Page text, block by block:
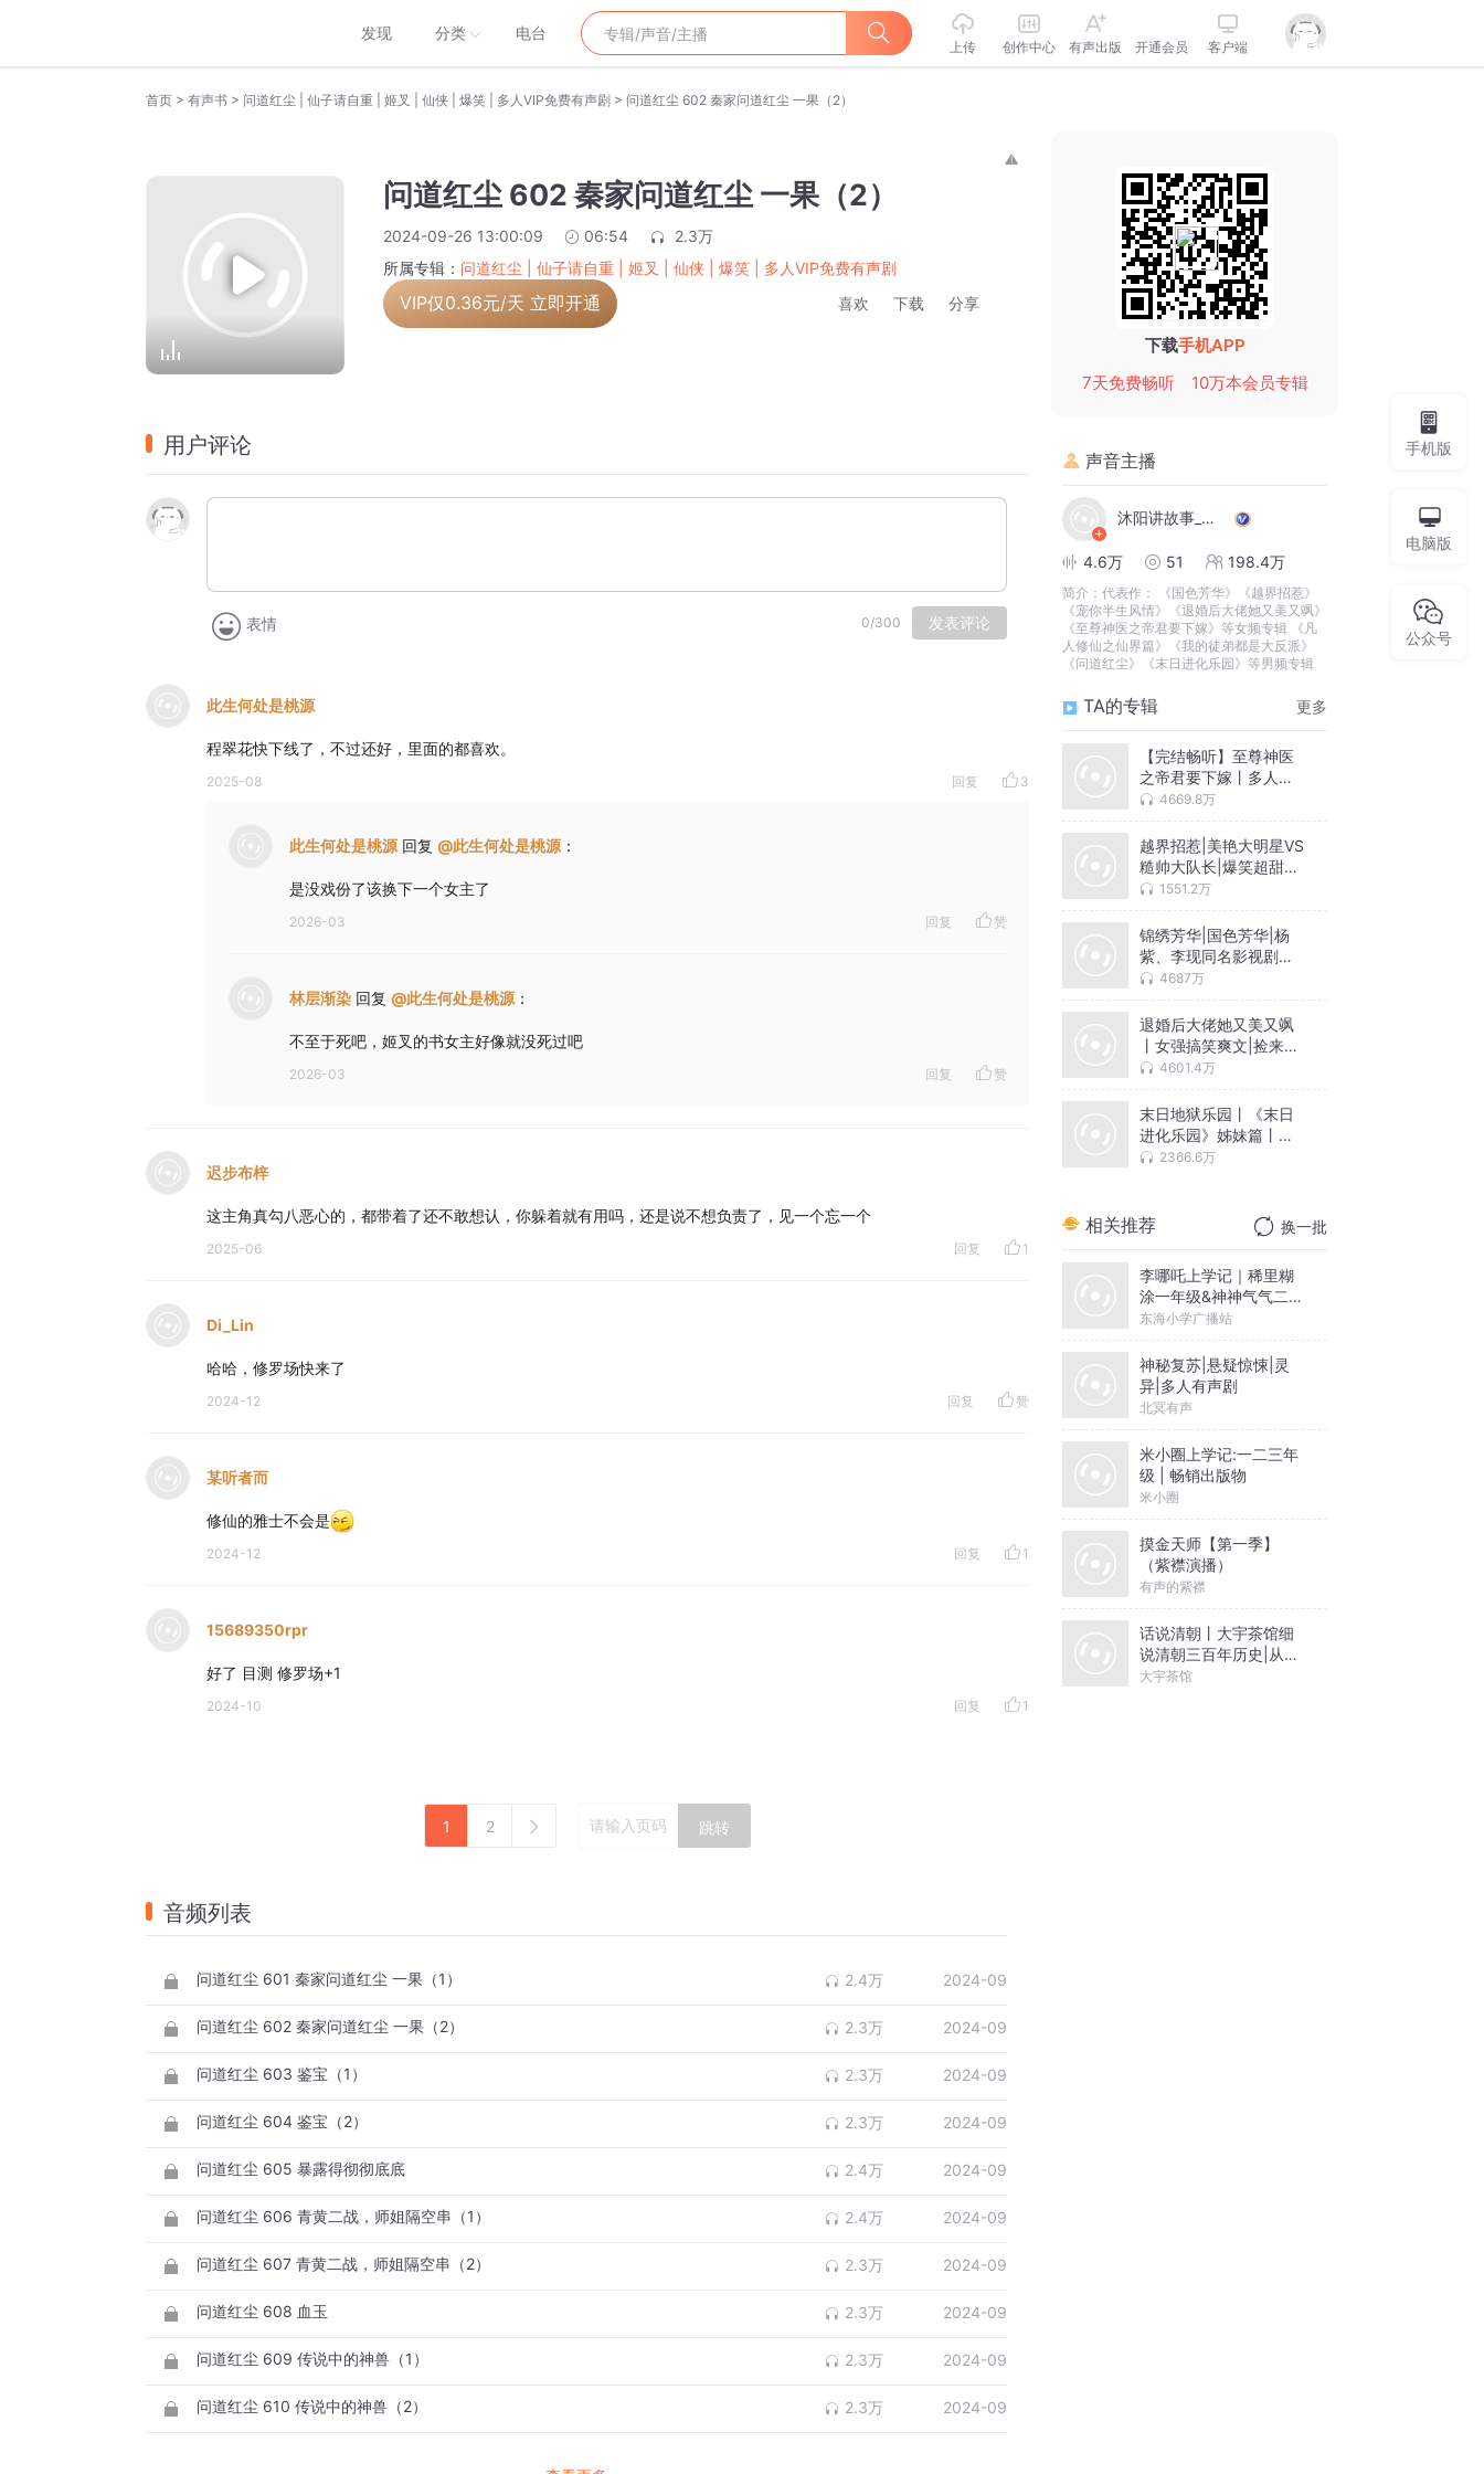
发现 分类 电台
上传 创作中心 有声出版 开通会员 客户端
首页 > 有声书 > 问道红尘 | 仙子请自重 | 姬叉 | 仙侠 | 爆笑 | 多人VIP免费有声剧 > 问道红尘 602 秦家问道红尘 一果（2）
问道红尘 602 秦家问道红尘 一果（2）
2024-09-26 13:00:09 06:54
2.3万
所属专辑： 问道红尘 | 仙子请自重 | 姬叉 | 仙侠 | 爆笑 | 多人VIP免费有声剧
VIP仅0.36元/天 立即开通 喜欢 下载 分享
用户评论
表情 0/300 发表评论
此生何处是桃源
程翠花快下线了，不过还好，里面的都喜欢。
2025-08 回复 3
此生何处是桃源 回复 @此生何处是桃源 ：
是没戏份了该换下一个女主了
2026-03 回复 赞
林层渐染 回复 @此生何处是桃源 ：
不至于死吧，姬叉的书女主好像就没死过吧
2026-03 回复 赞
迟步布梓
这主角真勾八恶心的，都带着了还不敢想认，你躲着就有用吗，还是说不想负责了，见一个忘一个
2025-06 回复 1
Di_Lin
哈哈，修罗场快来了
2024-12 回复 赞
某听者而
修仙的雅士不会是
2024-12 回复 1
15689350rpr
好了 目测 修罗场+1
2024-10 回复 1
1 2 跳转
音频列表
问道红尘 601 秦家问道红尘 一果（1） 2.4万 2024-09
问道红尘 602 秦家问道红尘 一果（2） 2.3万 2024-09
问道红尘 603 鉴宝（1） 2.3万 2024-09
问道红尘 604 鉴宝（2） 2.3万 2024-09
问道红尘 605 暴露得彻彻底底 2.4万 2024-09
问道红尘 606 青黄二战，师姐隔空串（1） 2.4万 2024-09
问道红尘 607 青黄二战，师姐隔空串（2） 2.3万 2024-09
问道红尘 608 血玉 2.3万 2024-09
问道红尘 609 传说中的神兽（1） 2.3万 2024-09
问道红尘 610 传说中的神兽（2） 2.3万 2024-09
下载手机APP
7天免费畅听
10万本会员专辑
声音主播
沐阳讲故事_有声之年
4.6万 51 198.4万
简介： 代表作： 《国色芳华》《越界招惹》
《宠你半生风情》《退婚后大佬她又美又飒》
《至尊神医之帝君要下嫁》等女频专辑 《凡
人修仙之仙界篇》《我的徒弟都是大反派》
《问道红尘》《末日进化乐园》等男频专辑
TA的专辑 更多
【完结畅听】至尊神医
之帝君要下嫁丨多人有
声剧丨战西野原著丨古
4669.8万
越界招惹|美艳大明星VS
糙帅大队长|爆笑超甜多
人有声剧|（沐阳/小布）
1551.2万
锦绣芳华|国色芳华|杨
紫、李现同名影视剧原
著|豪华配音阵容|精品多
4687万
退婚后大佬她又美又飒
丨女强搞笑爽文|捡来的
少女是大佬|有声剧
4601.4万
末日地狱乐园丨《末日
进化乐园》姊妹篇丨神
秘复苏轮回乐园丨末世
2366.6万
相关推荐 换一批
李哪吒上学记｜稀里糊
涂一年级&神神气气二年
级
东海小学广播站
神秘复苏|悬疑惊悚|灵
异|多人有声剧
北冥有声
米小圈上学记:一二三年
级 | 畅销出版物
米小圈
摸金天师【第一季】
（紫襟演播）
有声的紫襟
话说清朝丨大宇茶馆细
说清朝三百年历史|从努
尔哈赤到末代皇帝溥仪|
大宇茶馆
手机版
电脑版
公众号